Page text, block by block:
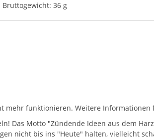
Bruttogewicht: 36 g
funktionieren. Weitere
Das Motto "Zündende Ideen aus dem
nicht bis ins "Heute" halten, vielleicht